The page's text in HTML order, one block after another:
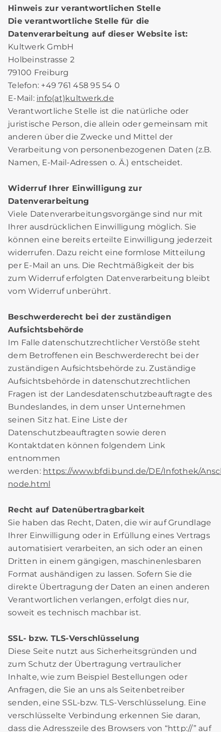
Hinweis zur verantwortlichen Stelle
Die verantwortliche Stelle für die
Datenverarbeitung auf dieser Website ist:
Kultwerk GmbH
Holbeinstrasse 2
79100 Freiburg
Telefon: +49 761 458 95 54 0
E-Mail: info(at)kultwerk.de
Verantwortliche Stelle ist die natürliche oder
juristische Person, die allein oder gemeinsam mit
anderen über die Zwecke und Mittel der
Verarbeitung von personenbezogenen Daten (z.B.
Namen, E-Mail-Adressen o. Ä.) entscheidet.
Widerruf Ihrer Einwilligung zur
Datenverarbeitung
Viele Datenverarbeitungsvorgänge sind nur mit
Ihrer ausdrücklichen Einwilligung möglich. Sie
können eine bereits erteilte Einwilligung jederzeit
widerrufen. Dazu reicht eine formlose Mitteilung
per E-Mail an uns. Die Rechtmäßigkeit der bis
zum Widerruf erfolgten Datenverarbeitung bleibt
vom Widerruf unberührt.
Beschwerderecht bei der zuständigen
Aufsichtsbehörde
Im Falle datenschutzrechtlicher Verstöße steht
dem Betroffenen ein Beschwerderecht bei der
zuständigen Aufsichtsbehörde zu. Zuständige
Aufsichtsbehörde in datenschutzrechtlichen
Fragen ist der Landesdatenschutzbeauftragte des
Bundeslandes, in dem unser Unternehmen
seinen Sitz hat. Eine Liste der
Datenschutzbeauftragten sowie deren
Kontaktdaten können folgendem Link
entnommen
werden: https://www.bfdi.bund.de/DE/Infothek/
node.html
Recht auf Datenübertragbarkeit
Sie haben das Recht, Daten, die wir auf Grundlage
Ihrer Einwilligung oder in Erfüllung eines Vertrags
automatisiert verarbeiten, an sich oder an einen
Dritten in einem gängigen, maschinenlesbaren
Format aushändigen zu lassen. Sofern Sie die
direkte Übertragung der Daten an einen anderen
Verantwortlichen verlangen, erfolgt dies nur,
soweit es technisch machbar ist.
SSL- bzw. TLS-Verschlüsselung
Diese Seite nutzt aus Sicherheitsgründen und
zum Schutz der Übertragung vertraulicher
Inhalte, wie zum Beispiel Bestellungen oder
Anfragen, die Sie an uns als Seitenbetreiber
senden, eine SSL-bzw. TLS-Verschlüsselung. Eine
verschlüsselte Verbindung erkennen Sie daran,
dass die Adresszeile des Browsers von “http://” auf